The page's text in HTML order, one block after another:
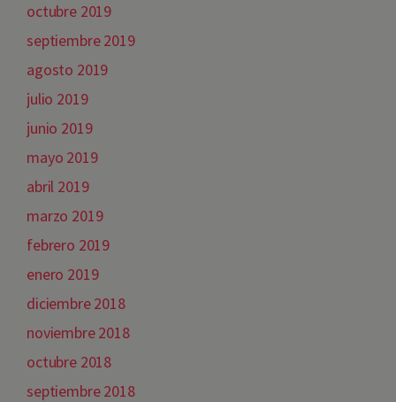
octubre 2019
septiembre 2019
agosto 2019
julio 2019
junio 2019
mayo 2019
abril 2019
marzo 2019
febrero 2019
enero 2019
diciembre 2018
noviembre 2018
octubre 2018
septiembre 2018